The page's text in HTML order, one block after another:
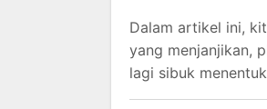
Dalam artikel ini,
yang menjanjikan,
lagi sibuk